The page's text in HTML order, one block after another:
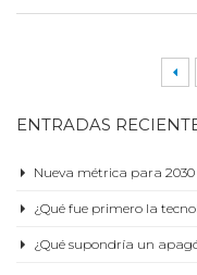
ENTRADAS
Nueva métrica para
¿Qué fue primero la
¿Qué supondría un